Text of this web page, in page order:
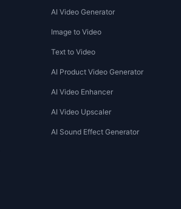
AI Video Generator
Image to Video
Text to Video
AI Product Video Generator
AI Video Enhancer
AI Video Upscaler
AI Sound Effect Generator